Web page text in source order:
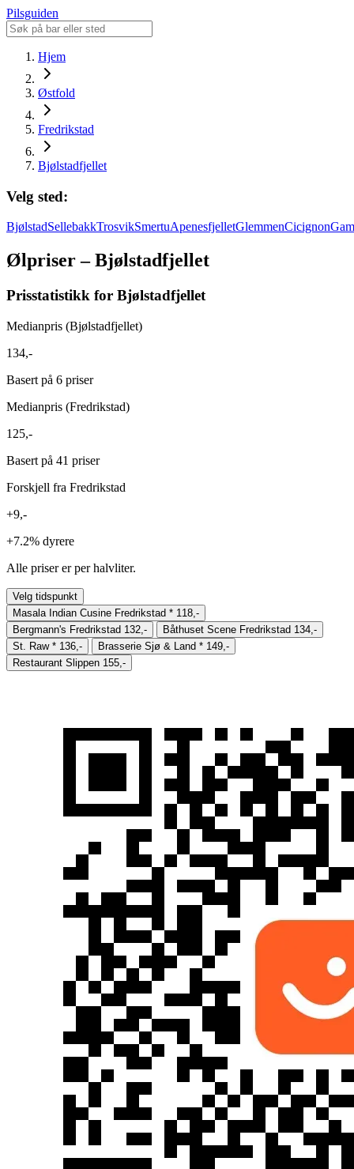
Pilsguiden
Hjem
Østfold
Fredrikstad
Bjølstadfjellet
Velg sted:
BjølstadSellebakkTrosvikSmertuApenesfjelletGlemmenCicignon
Ølpriser – Bjølstadfjellet
Prisstatistikk for Bjølstadfjellet
Medianpris (Bjølstadfjellet)
134,-
Basert på 6 priser
Medianpris (Fredrikstad)
125,-
Basert på 41 priser
Forskjell fra Fredrikstad
+9,-
+7.2% dyrere
Alle priser er per halvliter.
Velg tidspunkt
Masala Indian Cusine Fredrikstad * 118,-
Bergmann's Fredrikstad 132,- Båthuset Scene Fredrikstad 134,-
St. Raw * 136,- Brasserie Sjø & Land * 149,-
Restaurant Slippen 155,-